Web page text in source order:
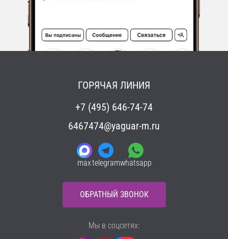
ГОРЯЧАЯ ЛИНИЯ
+7 (495) 646-74-74
6467474@yaguar-m.ru
maxtelegramwhatsapp
ОБРАТНЫЙ ЗВОНОК
Мы в соцсетях: